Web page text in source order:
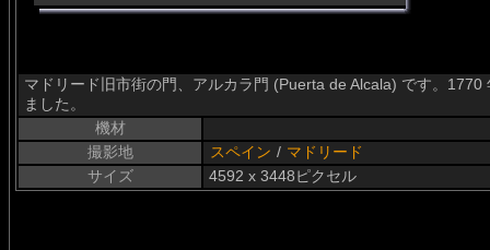
マドリード旧市街の門、アルカラ門 (Puerta de Alcala) です。
ました。
機材
撮影地
スペイン / マドリード
サイズ
4592 x 3448ピクセル